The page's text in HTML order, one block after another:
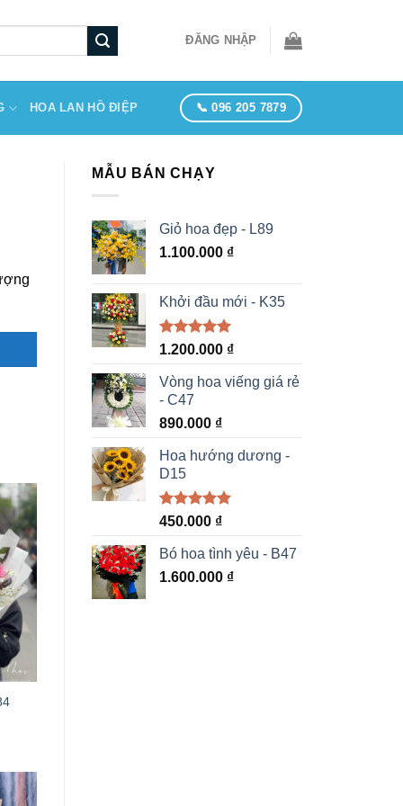
ĐĂNG NHẬP
HOA LAN HỒ ĐIỆP 📞 096 205 7879
MẪU BÁN CHẠY
Giỏ hoa đẹp - L89
1.100.000 ₫
Khởi đầu mới - K35
Được xếp
5 sao
1.200.000 ₫
Vòng hoa viếng giá rẻ
- C47
890.000 ₫
Hoa hướng dương -
D15
Được xếp
5 sao
450.000 ₫
Bó hoa tình yêu - B47
1.600.000 ₫